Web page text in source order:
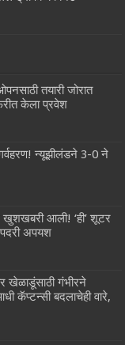
तयारी जोरात
केला प्रवेश
न्यूझीलंडने 3-0 ने
आली! ‘ही’ शूटर
पदरी अपयश
गंभीरने
कॅप्टन्सी बदलाचेही वारे,